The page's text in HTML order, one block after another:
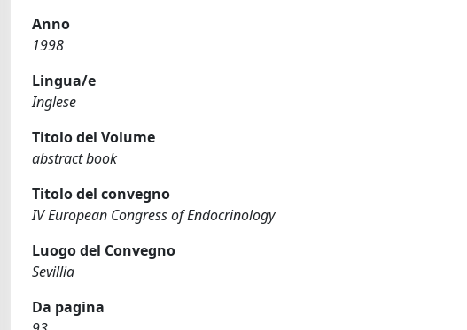
Anno
1998
Lingua/e
Inglese
Titolo del Volume
abstract book
Titolo del convegno
IV European Congress of Endocrinology
Luogo del Convegno
Sevillia
Da pagina